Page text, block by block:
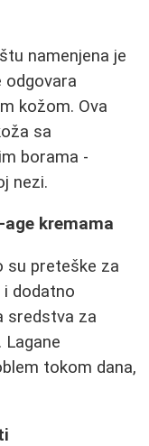
namenjena je
kožom. Ova
sa
borama -
nezi.
kremama
su preteške za
i dodatno
sredstva za
tokom dana,